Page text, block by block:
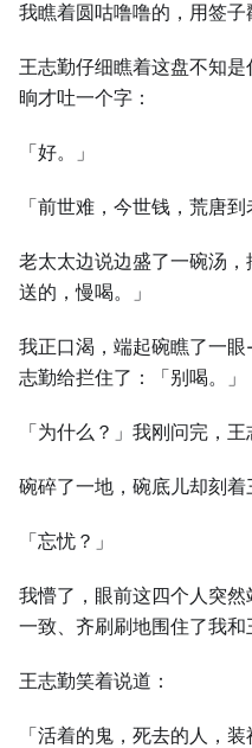
我瞧着圆咕噜噜的，用签子
王志勤仔细瞧着这盘不知
晌才吐一个字：
「好。」
「前世难，今世钱，荒唐到
老太太边说边盛了一碗汤，
送的，慢喝。」
我正口渴，端起碗瞧了一
志勤给拦住了：「别喝。」
「为什么？」我刚问完，
碗碎了一地，碗底儿却刻着
「忘忧？」
我懵了，眼前这四个人突
一致、齐刷刷地围住了我和
王志勤笑着说道：
「活着的鬼，死去的人，装